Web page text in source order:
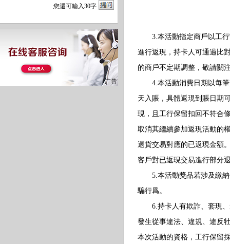
您還可輸入30字
3.本活動指定商戶以工行
進行返現，持卡人可通過比
的商戶不定期調整，敬請關
4.本活動消費日期以每筆
天入賬，具體返現到賬日期
現，且工行保留扣回不符合
取消其繼續參加返現活動的
退貨交易對應的已返現金額
客戶對已返現交易進行部分
5.本活動獎品若涉及繳納
騙行爲。
6.持卡人有欺詐、套現、
發生從事違法、違規、違反
本次活動的資格，工行保留